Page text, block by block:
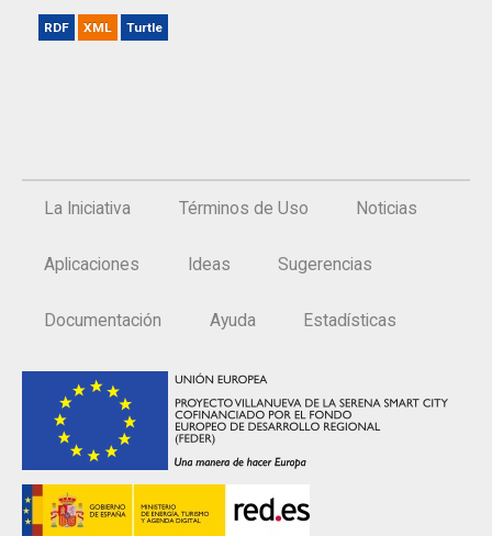
RDF XML Turtle
La Iniciativa Términos de Uso Noticias
Aplicaciones Ideas Sugerencias
Documentación Ayuda Estadísticas